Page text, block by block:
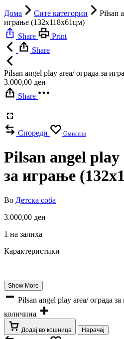
Дома Сите категории
Pilsan
играње (132х118х61цм)
Share
Print
Share
Pilsan angel play area/ ограда за
3.000,00 ден
Share
Спореди Омилени
Pilsan angel play
за играње
Во Детска соба
3.000,00 ден
1 на залиха
Карактеристики
Show More
Pilsan angel play area/ ограда
количина
Додај во кошница Нарачај